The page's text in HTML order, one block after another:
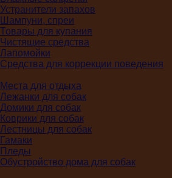
Устранители запахов
Шампуни, спреи
Товары для купания
Чистящие средства
Лапомойки
Средства для коррекции поведения
Места для отдыха
Лежанки для собак
Домики для собак
Коврики для собак
Лестницы для собак
Гамаки
Пледы
Обустройство дома для собак